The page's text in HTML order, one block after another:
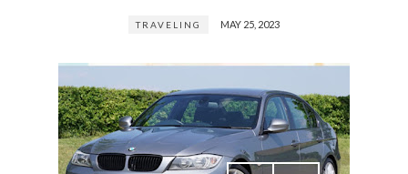
TRAVELING MAY 25, 2023